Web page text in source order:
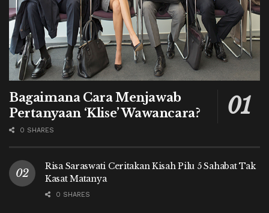
Bagaimana Cara Menjawab
Pertanyaan ‘Klise’ Wawancara?
0 SHARES
Risa Saraswati Ceritakan Kisah Pilu 5 Sahabat Tak
Kasat Matanya
0 SHARES